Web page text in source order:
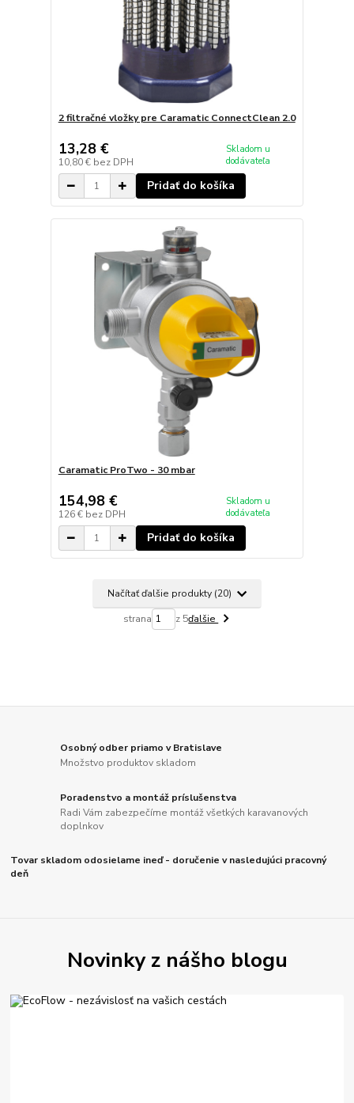
2 filtračné vložky pre Caramatic ConnectClean 2.0
13,28 €
10,80 € bez DPH
Skladom u
dodávateľa
Pridať do košíka
Caramatic ProTwo - 30 mbar
154,98 €
126 € bez DPH
Skladom u
dodávateľa
Pridať do košíka
Načítať ďalšie produkty (20)
strana z 5ďalšie
Osobný odber priamo v Bratislave
Množstvo produktov skladom
Poradenstvo a montáž príslušenstva
Radi Vám zabezpečíme montáž všetkých karavanových
doplnkov
Tovar skladom odosielame ineď - doručenie v nasledujúci pracovný
deň
Novinky z nášho blogu